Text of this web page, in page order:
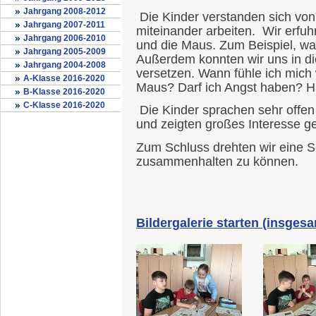
Jahrgang 2008-2012
Jahrgang 2007-2011
Jahrgang 2006-2010
Jahrgang 2005-2009
Jahrgang 2004-2008
A-Klasse 2016-2020
B-Klasse 2016-2020
C-Klasse 2016-2020
Die Kinder verstanden sich
miteinander arbeiten. Wir
und die Maus. Zum Beispiel,
Außerdem konnten wir uns in
versetzen. Wann fühle ich
Maus? Darf ich Angst haben?
Die Kinder sprachen sehr
und zeigten großes Interesse
Zum Schluss drehten wir eine
zusammenhalten zu können.
Bildergalerie starten